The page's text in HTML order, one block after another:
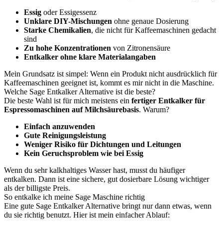
Essig oder Essigessenz
Unklare DIY-Mischungen ohne genaue Dosierung
Starke Chemikalien, die nicht für Kaffeemaschinen gedacht
sind
Zu hohe Konzentrationen von Zitronensäure
Entkalker ohne klare Materialangaben
Mein Grundsatz ist simpel: Wenn ein Produkt nicht ausdrücklich für
Kaffeemaschinen geeignet ist, kommt es mir nicht in die Maschine.
Welche Sage Entkalker Alternative ist die beste?
Die beste Wahl ist für mich meistens ein fertiger Entkalker für
Espressomaschinen auf Milchsäurebasis. Warum?
Einfach anzuwenden
Gute Reinigungsleistung
Weniger Risiko für Dichtungen und Leitungen
Kein Geruchsproblem wie bei Essig
Wenn du sehr kalkhaltiges Wasser hast, musst du häufiger
entkalken. Dann ist eine sichere, gut dosierbare Lösung wichtiger
als der billigste Preis.
So entkalke ich meine Sage Maschine richtig
Eine gute Sage Entkalker Alternative bringt nur dann etwas, wenn
du sie richtig benutzt. Hier ist mein einfacher Ablauf: